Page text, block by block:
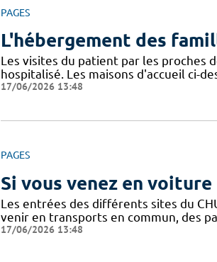
PAGES
L'hébergement des
Les visites du patient par les proches
hospitalisé. Les maisons d'accueil ci-
17/06/2026 13:48
PAGES
Si vous venez en voiture
Les entrées des différents sites du
venir en transports en commun, des
17/06/2026 13:48